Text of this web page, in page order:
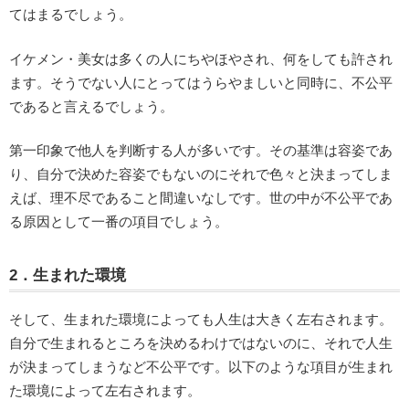
てはまるでしょう。
イケメン・美女は多くの人にちやほやされ、何をしても許され
ます。そうでない人にとってはうらやましいと同時に、不公平
であると言えるでしょう。
第一印象で他人を判断する人が多いです。その基準は容姿であ
り、自分で決めた容姿でもないのにそれで色々と決まってしま
えば、理不尽であること間違いなしです。世の中が不公平であ
る原因として一番の項目でしょう。
2．生まれた環境
そして、生まれた環境によっても人生は大きく左右されます。
自分で生まれるところを決めるわけではないのに、それで人生
が決まってしまうなど不公平です。以下のような項目が生まれ
た環境によって左右されます。